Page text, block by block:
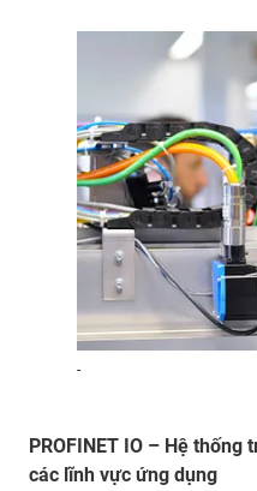
-
PROFINET IO – Hệ
các lĩnh vực ứng dụng